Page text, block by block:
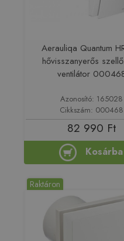
Aerauliqa Quantum
hővisszanyerős
ventilátor
Azonosító: 165028
Cikkszám: 000468
82 990 Ft
Kosárba
Raktáron